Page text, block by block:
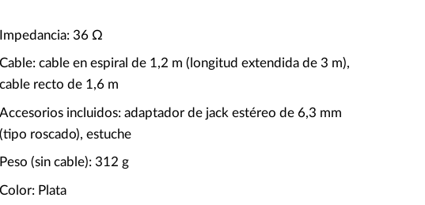
Impedancia: 36 Ω
Cable: cable en espiral de 1,2 m (longitud extendida de 3 m),
cable recto de 1,6 m
Accesorios incluidos: adaptador de jack estéreo de 6,3 mm
(tipo roscado), estuche
Peso (sin cable): 312 g
Color: Plata